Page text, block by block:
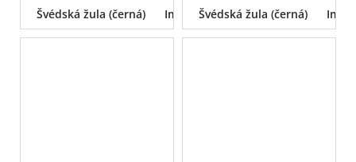
Švédská žula (černá) Impala Tarn Aurora
Švédská žula (černá)